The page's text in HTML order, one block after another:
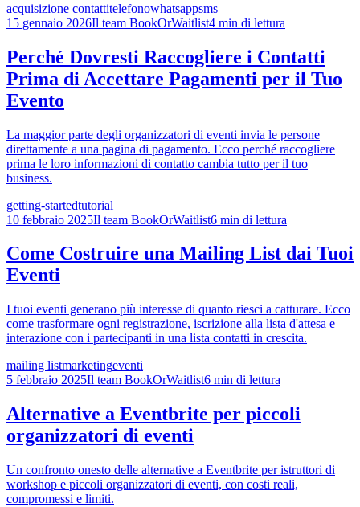
acquisizione contattitelefonowhatsappsms
15 gennaio 2026Il team BookOrWaitlist4 min di lettura
Perché Dovresti Raccogliere i Contatti
Prima di Accettare Pagamenti per il Tuo
Evento
La maggior parte degli organizzatori di eventi invia le persone
direttamente a una pagina di pagamento. Ecco perché raccogliere
prima le loro informazioni di contatto cambia tutto per il tuo
business.
getting-startedtutorial
10 febbraio 2025Il team BookOrWaitlist6 min di lettura
Come Costruire una Mailing List dai Tuoi
Eventi
I tuoi eventi generano più interesse di quanto riesci a catturare. Ecco
come trasformare ogni registrazione, iscrizione alla lista d'attesa e
interazione con i partecipanti in una lista contatti in crescita.
mailing listmarketingeventi
5 febbraio 2025Il team BookOrWaitlist6 min di lettura
Alternative a Eventbrite per piccoli
organizzatori di eventi
Un confronto onesto delle alternative a Eventbrite per istruttori di
workshop e piccoli organizzatori di eventi, con costi reali,
compromessi e limiti.